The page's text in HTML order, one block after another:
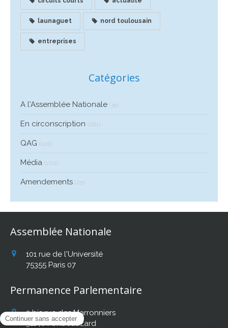
launaguet nord toulousain
entreprises
Catégories
A l'Assemblée Nationale (35)
En circonscription (281)
QAG (126)
Média (100)
Amendements (25)
Assemblée Nationale
101 rue de l'Université
75355 Paris 07
Permanence Parlementaire
2 bis rue des Marronniers
31140 Fonbeauzard